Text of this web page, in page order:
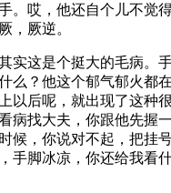
。哎，他还自个儿不觉
，厥逆。
实这是个挺大的毛病。
么？他这个郁气郁火都
以后呢，就出现了这种
病找大夫，你跟他先握
候，你说对不起，把挂
手脚冰凉，你还给我看